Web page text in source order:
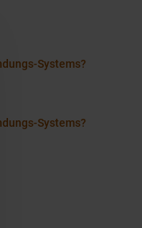
Systems?
Systems?